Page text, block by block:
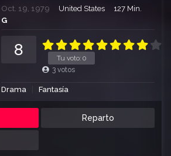
Oct. 19, 1979 United States
127 Min.
G
Tu voto: 0
8
3 votos
Drama Fantasía
Reparto